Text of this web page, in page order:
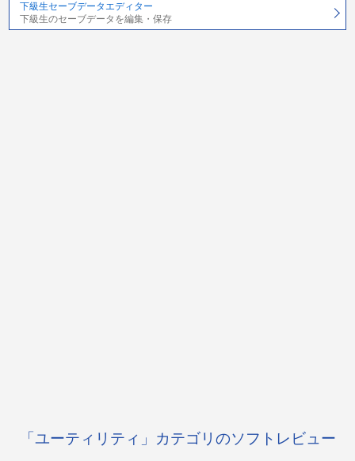
下級生セーブデータエディター
下級生のセーブデータを編集・保存
「ユーティリティ」カテゴリのソフトレビュー